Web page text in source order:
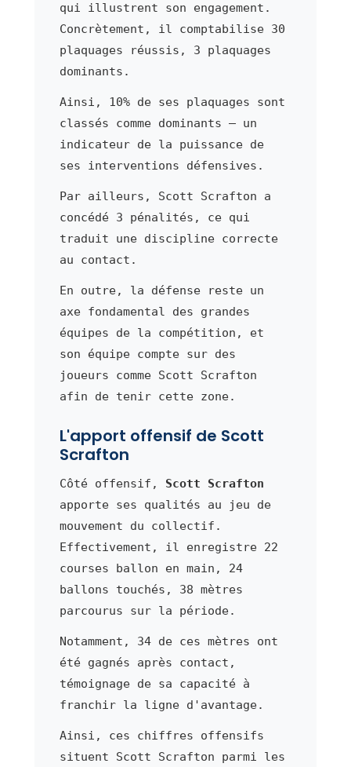
qui illustrent son engagement.
Concrètement, il comptabilise 30
plaquages réussis, 3 plaquages
dominants.
Ainsi, 10% de ses plaquages sont
classés comme dominants — un
indicateur de la puissance de
ses interventions défensives.
Par ailleurs, Scott Scrafton a
concédé 3 pénalités, ce qui
traduit une discipline correcte
au contact.
En outre, la défense reste un
axe fondamental des grandes
équipes de la compétition, et
son équipe compte sur des
joueurs comme Scott Scrafton
afin de tenir cette zone.
L'apport offensif de Scott
Scrafton
Côté offensif, Scott Scrafton
apporte ses qualités au jeu de
mouvement du collectif.
Effectivement, il enregistre 22
courses ballon en main, 24
ballons touchés, 38 mètres
parcourus sur la période.
Notamment, 34 de ces mètres ont
été gagnés après contact,
témoignage de sa capacité à
franchir la ligne d'avantage.
Ainsi, ces chiffres offensifs
situent Scott Scrafton parmi les